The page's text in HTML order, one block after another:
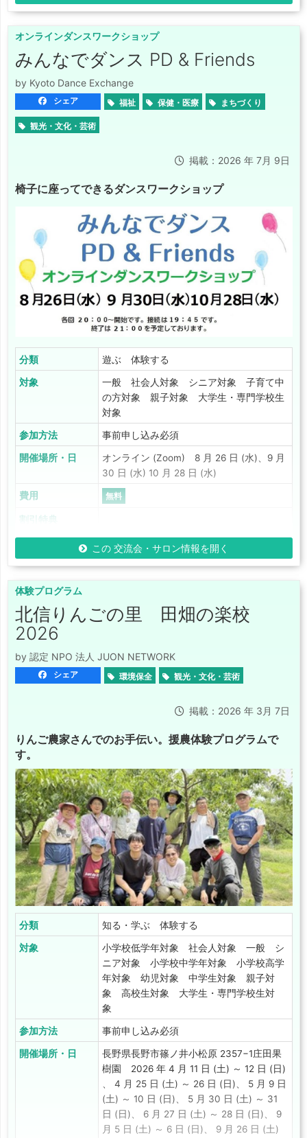
オンラインダンスワークショップ
みんなでダンス PD & Friends
by Kyoto Dance Exchange
シェア 福祉 保健・医療 まちづくり
観光・文化・芸術
掲載：2026 年 7月 9日
椅子に座ってできるダンスワークショップ
分類 遊ぶ 体験する
対象
一般 社会人対象 シニア対象 子育て中
の方対象 親子対象 大学生・専門学校生
対象
参加方法 事前申し込み必須
開催場所・日
オンライン (Zoom) 8 月 26 日 (水)、9 月
30 日 (水) 10 月 28 日 (水)
費用 無料
割引特典
この 交流会・サロン情報を開く
体験プログラム
北信りんごの里 田畑の楽校
2026
by 認定 NPO 法人 JUON NETWORK
シェア 環境保全 観光・文化・芸術
掲載：2026 年 3月 7日
りんご農家さんでのお手伝い。援農体験プログラムで
す。
分類 知る・学ぶ 体験する
対象
小学校低学年対象 社会人対象 一般 シ
ニア対象 小学校中学年対象 小学校高学
年対象 幼児対象 中学生対象 親子対
象 高校生対象 大学生・専門学校生対
象
参加方法 事前申し込み必須
開催場所・日
長野県長野市篠ノ井小松原 2357−1庄田果
樹園 2026 年 4 月 11 日 (土) ～ 12 日 (日)
、 4 月 25 日 (土) ～ 26 日 (日)、 5 月 9 日
(土) ～ 10 日 (日)、 5 月 30 日 (土) ～ 31
日 (日)、 6 月 27 日 (土) ～ 28 日 (日)、 9
月 5 日 (土) ～ 6 日 (日)、 9 月 26 日 (土)